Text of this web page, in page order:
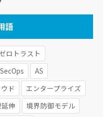
語
ロトラスト
AS
ド
エンタープライズ
伸
境界防御モデル